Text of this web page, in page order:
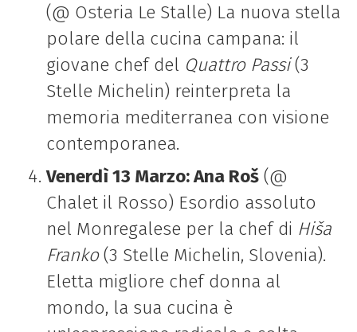
(@ Osteria Le Stalle) La nuova stella
polare della cucina campana: il
giovane chef del Quattro Passi(3
Stelle Michelin) reinterpreta la
memoria mediterranea con visione
contemporanea.
Venerdì 13 Marzo: Ana Roš(@
Chalet il Rosso) Esordio assoluto
nel Monregalese per la chef di Hiša
Franko(3 Stelle Michelin, Slovenia).
Eletta migliore chef donna al
mondo, la sua cucina è